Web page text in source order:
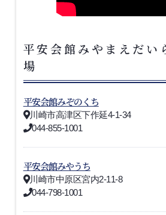
平安会館みやまえだい
場
平安会館みぞのくち
川崎市高津区下作延4-1-34
044-855-1001
平安会館みやうち
川崎市中原区宮内2-11-8
044-798-1001